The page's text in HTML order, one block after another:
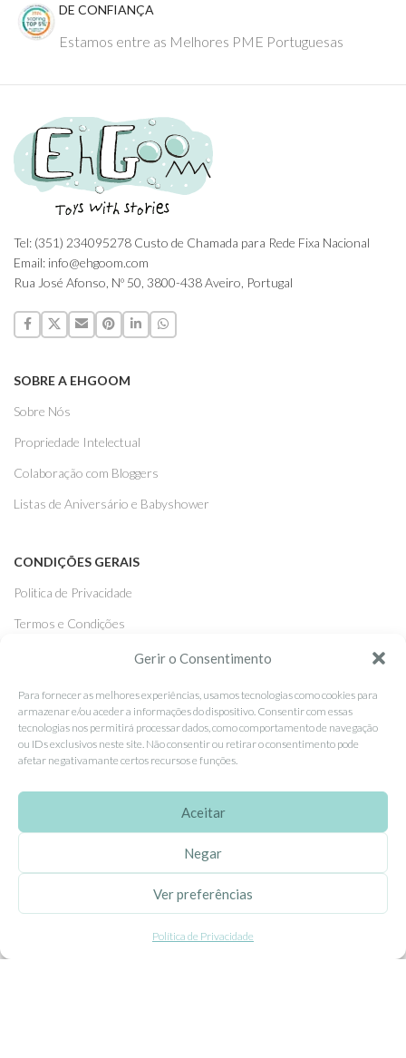
Gerir o Consentimento
Para fornecer as melhores experiências, usamos tecnologias como cookies para
armazenar e/ou aceder a informações do dispositivo. Consentir com essas
tecnologias nos permitirá processar dados, como comportamento de navegação
ou IDs exclusivos neste site. Não consentir ou retirar o consentimento pode
afetar negativamante certos recursos e funções.
Aceitar
Negar
Ver preferências
Política de Privacidade
DE CONFIANÇA
Estamos entre as Melhores PME Portuguesas
Tel: (351) 234095278 Custo de Chamada para Rede Fixa Nacional
Email: info@ehgoom.com
Rua José Afonso, Nº 50, 3800-438 Aveiro, Portugal
SOBRE A EHGOOM
Sobre Nós
Propriedade Intelectual
Colaboração com Bloggers
Listas de Aniversário e Babyshower
CONDIÇÕES GERAIS
Politica de Privacidade
Termos e Condições
APOIO AO CLIENTE
Entregas
Trocas e Devoluções